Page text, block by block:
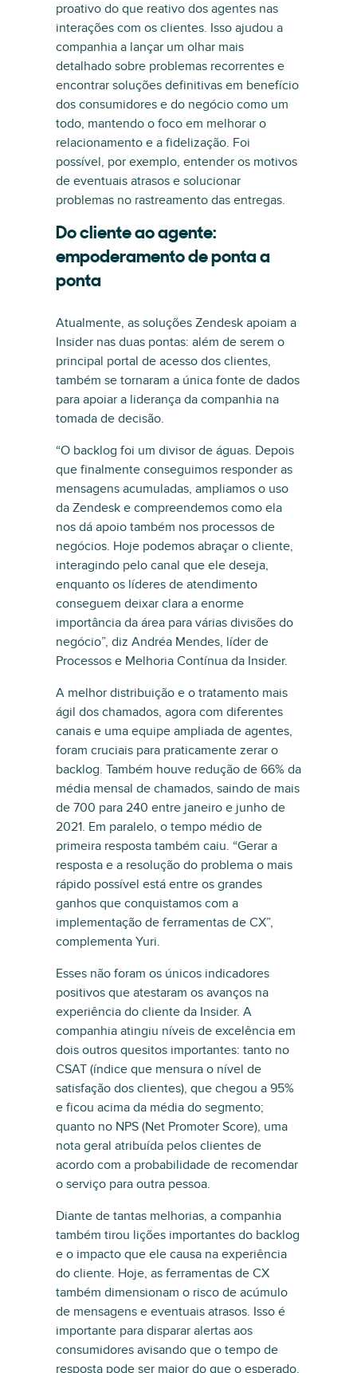
proativo do que reativo dos agentes nas
interações com os clientes. Isso ajudou a
companhia a lançar um olhar mais
detalhado sobre problemas recorrentes e
encontrar soluções definitivas em benefício
dos consumidores e do negócio como um
todo, mantendo o foco em melhorar o
relacionamento e a fidelização. Foi
possível, por exemplo, entender os motivos
de eventuais atrasos e solucionar
problemas no rastreamento das entregas.
Do cliente ao agente:
empoderamento de ponta a
ponta
Atualmente, as soluções Zendesk apoiam a
Insider nas duas pontas: além de serem o
principal portal de acesso dos clientes,
também se tornaram a única fonte de dados
para apoiar a liderança da companhia na
tomada de decisão.
“O backlog foi um divisor de águas. Depois
que finalmente conseguimos responder as
mensagens acumuladas, ampliamos o uso
da Zendesk e compreendemos como ela
nos dá apoio também nos processos de
negócios. Hoje podemos abraçar o cliente,
interagindo pelo canal que ele deseja,
enquanto os líderes de atendimento
conseguem deixar clara a enorme
importância da área para várias divisões do
negócio”, diz Andréa Mendes, líder de
Processos e Melhoria Contínua da Insider.
A melhor distribuição e o tratamento mais
ágil dos chamados, agora com diferentes
canais e uma equipe ampliada de agentes,
foram cruciais para praticamente zerar o
backlog. Também houve redução de 66% da
média mensal de chamados, saindo de mais
de 700 para 240 entre janeiro e junho de
2021. Em paralelo, o tempo médio de
primeira resposta também caiu. “Gerar a
resposta e a resolução do problema o mais
rápido possível está entre os grandes
ganhos que conquistamos com a
implementação de ferramentas de CX”,
complementa Yuri.
Esses não foram os únicos indicadores
positivos que atestaram os avanços na
experiência do cliente da Insider. A
companhia atingiu níveis de excelência em
dois outros quesitos importantes: tanto no
CSAT (índice que mensura o nível de
satisfação dos clientes), que chegou a 95%
e ficou acima da média do segmento;
quanto no NPS (Net Promoter Score), uma
nota geral atribuída pelos clientes de
acordo com a probabilidade de recomendar
o serviço para outra pessoa.
Diante de tantas melhorias, a companhia
também tirou lições importantes do backlog
e o impacto que ele causa na experiência
do cliente. Hoje, as ferramentas de CX
também dimensionam o risco de acúmulo
de mensagens e eventuais atrasos. Isso é
importante para disparar alertas aos
consumidores avisando que o tempo de
resposta pode ser maior do que o esperado.